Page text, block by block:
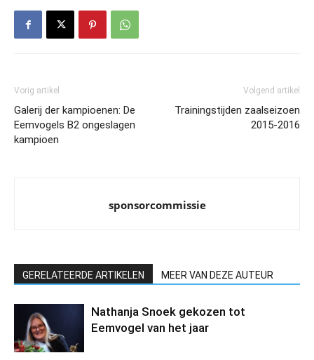
Vorig artikel
Galerij der kampioenen: De
Eemvogels B2 ongeslagen
kampioen
Volgend artikel
Trainingstijden zaalseizoen
2015-2016
sponsorcommissie
GERELATEERDE ARTIKELEN MEER VAN DEZE AUTEUR
Nathanja Snoek gekozen tot
Eemvogel van het jaar